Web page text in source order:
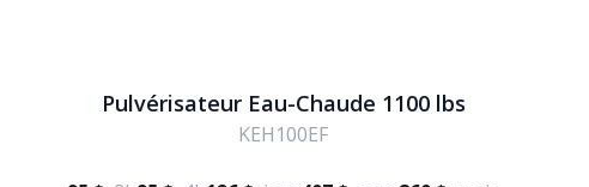
Pulvérisateur Eau-Chaude 1100 lbs
KEH100EF